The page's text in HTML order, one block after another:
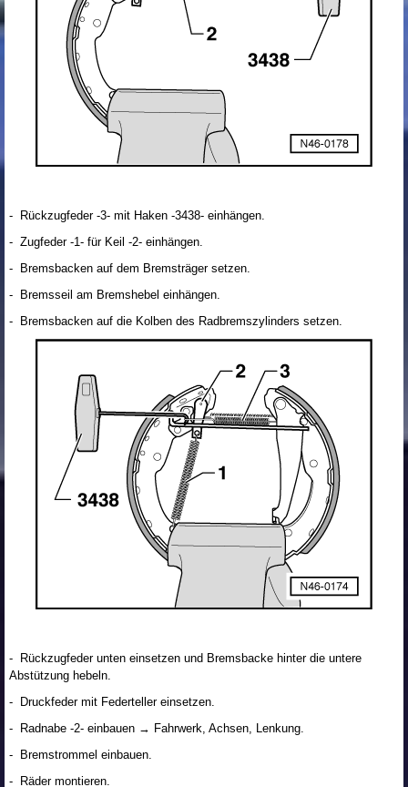
- Rückzugfeder -3- mit Haken -3438- einhängen.
- Zugfeder -1- für Keil -2- einhängen.
- Bremsbacken auf dem Bremsträger setzen.
- Bremsseil am Bremshebel einhängen.
- Bremsbacken auf die Kolben des Radbremszylinders setzen.
- Rückzugfeder unten einsetzen und Bremsbacke hinter die untere
Abstützung hebeln.
- Druckfeder mit Federteller einsetzen.
- Radnabe -2- einbauen → Fahrwerk, Achsen, Lenkung.
- Bremstrommel einbauen.
- Räder montieren.